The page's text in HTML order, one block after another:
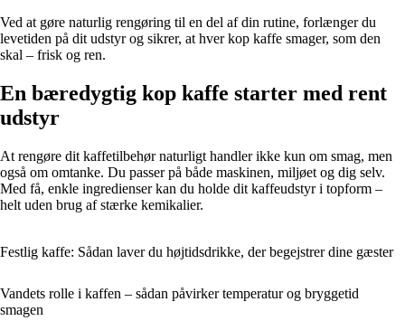
Ved at gøre naturlig rengøring til en del af din rutine, forlænger du
levetiden på dit udstyr og sikrer, at hver kop kaffe smager, som den
skal – frisk og ren.
En bæredygtig kop kaffe starter med rent
udstyr
At rengøre dit kaffetilbehør naturligt handler ikke kun om smag, men
også om omtanke. Du passer på både maskinen, miljøet og dig selv.
Med få, enkle ingredienser kan du holde dit kaffeudstyr i topform –
helt uden brug af stærke kemikalier.
Festlig kaffe: Sådan laver du højtidsdrikke, der begejstrer dine gæster
Vandets rolle i kaffen – sådan påvirker temperatur og bryggetid
smagen